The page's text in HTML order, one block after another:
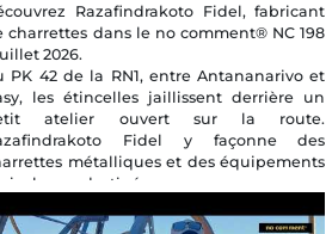
Razafindrakoto Fidel, fabricant
charrettes dans le no comment® NC 198
2026.
PK 42 de la RN1, entre Antananarivo et
les étincelles jaillissent derrière un
atelier ouvert sur la route.
Fidel y façonne des
métalliques et des équipements
destinés aux campagnes
il perpétue un métier discret mais